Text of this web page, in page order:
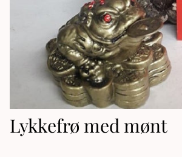
Lykkefrø med mønt